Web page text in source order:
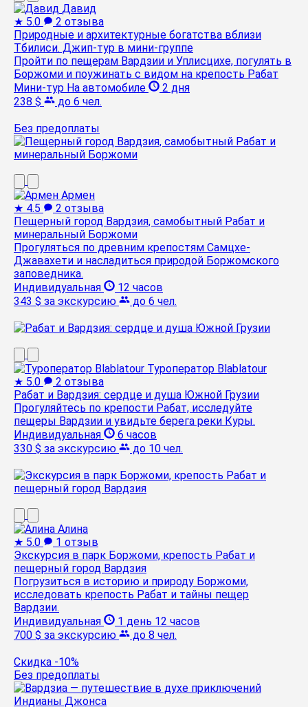
Давид
★ 5.0
2 отзыва
Природные и архитектурные богатства вблизи
Тбилиси. Джип-тур в мини-группе
Пройти по пещерам Вардзии и Уплисцихе, погулять в
Боржоми и поужинать с видом на крепость Рабат
Мини-тур На автомобиле
2 дня
238 $
до 6 чел.
Без предоплаты
Армен
★ 4.5
2 отзыва
Пещерный город Вардзия, самобытный Рабат и
минеральный Боржоми
Прогуляться по древним крепостям Самцхе-
Джавахети и насладиться природой Боржомского
заповедника.
Индивидуальная
12 часов
343 $ за экскурсию до 6 чел.
Туроператор Blablatour
★ 5.0
2 отзыва
Рабат и Вардзия: сердце и душа Южной Грузии
Прогуляйтесь по крепости Рабат, исследуйте
пещеры Вардзии и увидьте берега реки Куры.
Индивидуальная
6 часов
330 $ за экскурсию до 10 чел.
Алина
★ 5.0
1 отзыв
Экскурсия в парк Боржоми, крепость Рабат и
пещерный город Вардзия
Погрузиться в историю и природу Боржоми,
исследовать крепость Рабат и тайны пещер
Вардзии.
Индивидуальная
1 день 12 часов
700 $ за экскурсию до 8 чел.
Скидка -10%
Без предоплаты